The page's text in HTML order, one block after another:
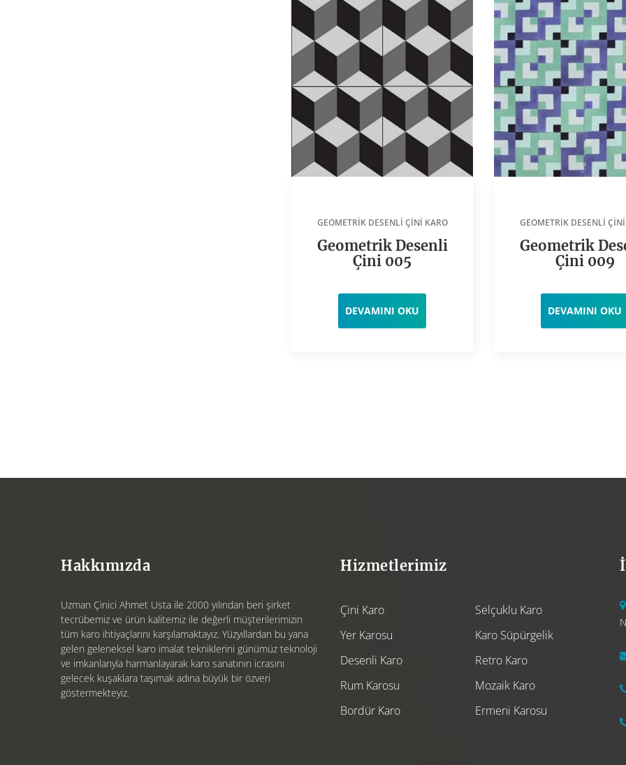
GEOMETRIK DESENLI ÇINI KARO
Geometrik Desenli
Çini 005
DEVAMINI OKU
GEOMETRIK DESENLI
Geometrik
Çini 009
DEVAMINI OKU
Hakkımızda
Uzman Çinici Ahmet Usta ile 2000 yılından beri şirket
tecrübemiz ve ürün kalitemiz ile değerli müşterilerimizin
tüm karo ihtiyaçlarını karşılamaktayız. Yüzyıllardan bu yana
gelen geleneksel karo imalat tekniklerini günümüz teknoloji
ve imkanlarıyla harmanlayarak karo sanatının icrasını
gelecek kuşaklara taşımak adına büyük bir özveri
göstermekteyiz.
Hizmetlerimiz
Çini Karo
Yer Karosu
Desenli Karo
Rum Karosu
Bordür Karo
Selçuklu Karo
Karo Süpürgelik
Retro Karo
Mozaik Karo
Ermeni Karosu